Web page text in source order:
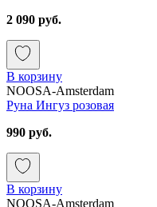
2 090 руб.
В корзину
NOOSA-Amsterdam
Руна Ингуз розовая
990 руб.
В корзину
NOOSA-Amsterdam